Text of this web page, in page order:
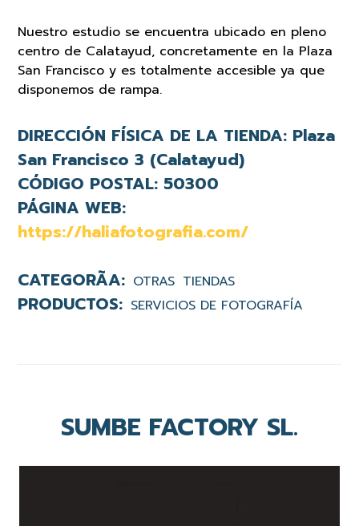
Nuestro estudio se encuentra ubicado en pleno
centro de Calatayud, concretamente en la Plaza
San Francisco y es totalmente accesible ya que
disponemos de rampa.
DIRECCIÓN FÍSICA DE LA TIENDA: Plaza
San Francisco 3 (Calatayud)
CÓDIGO POSTAL: 50300
PÁGINA WEB:
https://haliafotografia.com/
OTRAS TIENDAS
SERVICIOS DE FOTOGRAFÍA
SUMBE FACTORY SL.